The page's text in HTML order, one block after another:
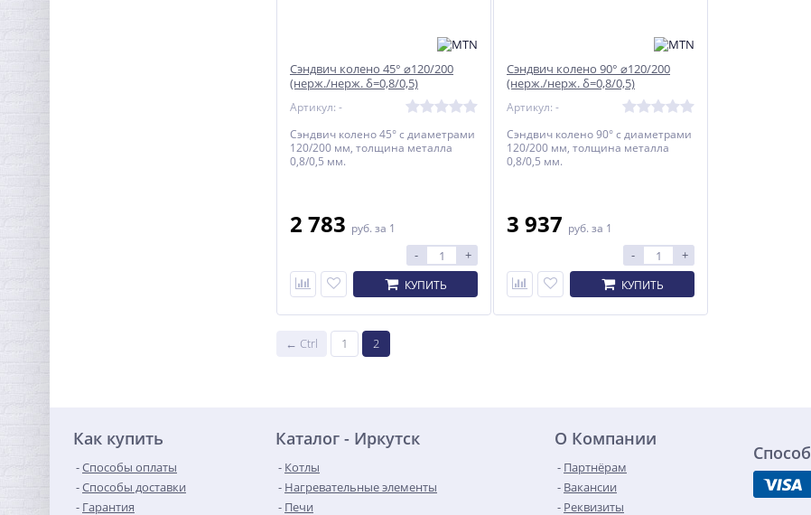
Сэндвич колено 45° ⌀120/200
(нерж./нерж. δ=0,8/0,5)
Артикул: -
Сэндвич колено 45° с диаметрами
120/200 мм, толщина металла
0,8/0,5 мм.
2 783 руб. за 1
- +
КУПИТЬ
Сэндвич колено 90° ⌀120/200
(нерж./нерж. δ=0,8/0,5)
Артикул: -
Сэндвич колено 90° с диаметрами
120/200 мм, толщина металла
0,8/0,5 мм.
3 937 руб. за 1
- +
КУПИТЬ
← Ctrl 1 2
Как купить
Способы оплаты
Способы доставки
Гарантия
Каталог - Иркутск
Котлы
Нагревательные элементы
Печи
О Компании
Партнёрам
Вакансии
Реквизиты